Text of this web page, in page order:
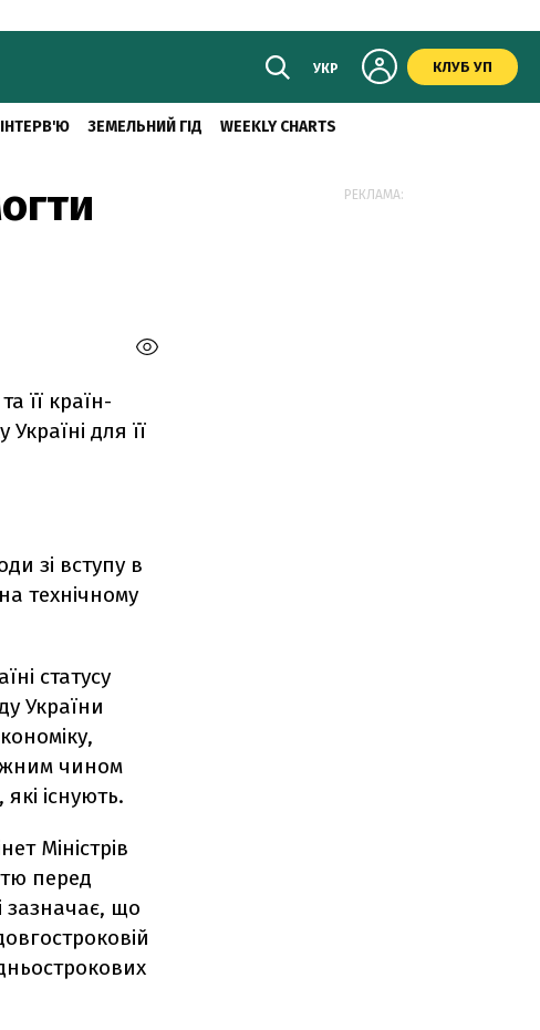
УКР КЛУБ УП
ІНТЕРВ'Ю ЗЕМЕЛЬНИЙ ГІД WEEKLY CHARTS
її країн-
для її
зі вступу в
технічному
статусу
України
чином
існують.
Міністрів
перед
зазначає, що
РЕКЛАМА: